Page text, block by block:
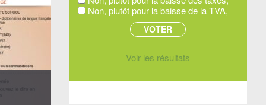
Non, plutôt pour la baisse de la TVA,
Voir les résultats